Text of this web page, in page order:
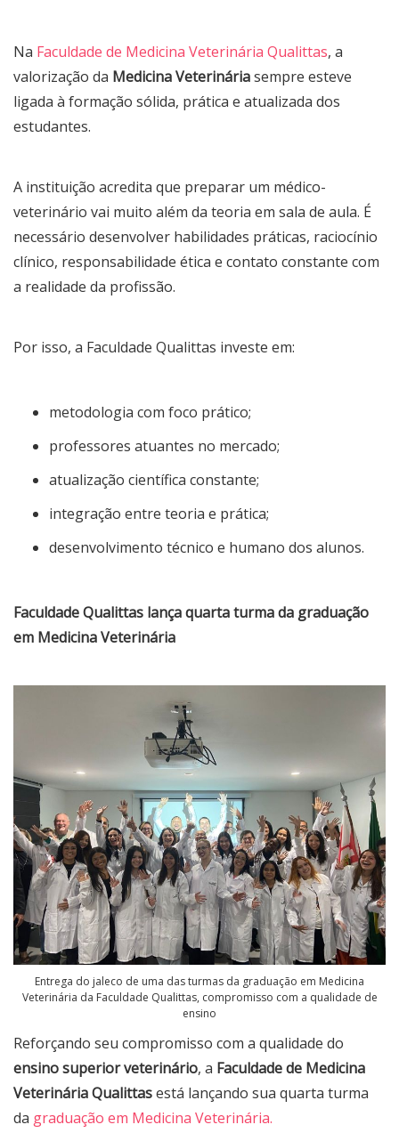
Na Faculdade de Medicina Veterinária Qualittas, a
valorização da Medicina Veterináriasempre esteve
ligada à formação sólida, prática e atualizada dos
estudantes.
A instituição acredita que preparar um médico-
veterinário vai muito além da teoria em sala de aula. É
necessário desenvolver habilidades práticas, raciocínio
clínico, responsabilidade ética e contato constante com
a realidade da profissão.
Por isso, a Faculdade Qualittas investe em:
metodologia com foco prático;
professores atuantes no mercado;
atualização científica constante;
integração entre teoria e prática;
desenvolvimento técnico e humano dos alunos.
Faculdade Qualittas lança quarta turma da graduação
em Medicina Veterinária
Entrega do jaleco de uma das turmas da graduação em Medicina
Veterinária da Faculdade Qualittas, compromisso com a qualidade de
ensino
Reforçando seu compromisso com a qualidade do
ensino superior veterinário, a Faculdade de Medicina
Veterinária Qualittasestá lançando sua quarta turma
da graduação em Medicina Veterinária.